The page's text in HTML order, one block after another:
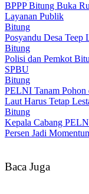
BPPP Bitung Buka
Layanan Publik
Bitung
Posyandu Desa Teep
Bitung
Polisi dan Pemkot
SPBU
Bitung
PELNI Tanam
Laut Harus Tetap
Bitung
Kepala Cabang
Persen Jadi
Baca Juga